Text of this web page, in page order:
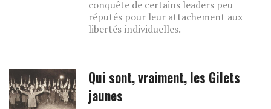
conquête de certains leaders peu
réputés pour leur attachement aux
libertés individuelles.
Qui sont, vraiment, les Gilets
jaunes